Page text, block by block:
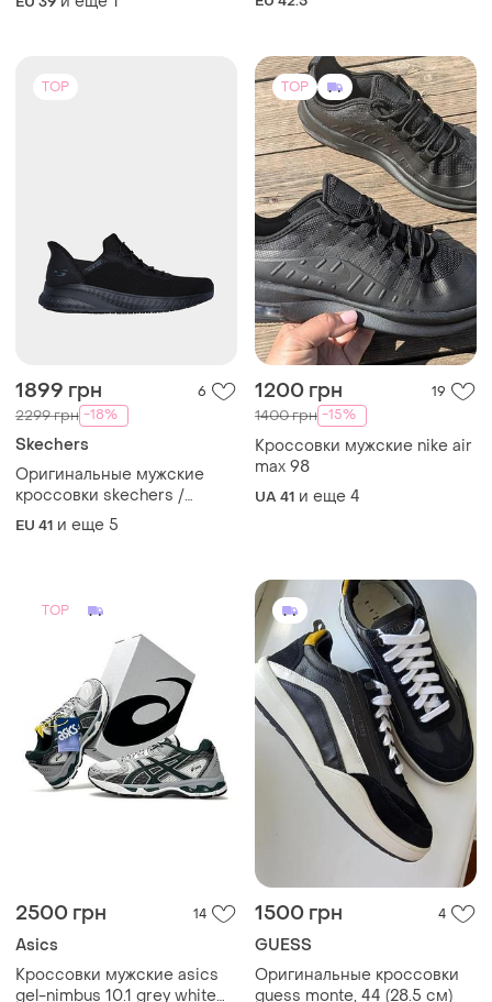
TOP
1899 грн 6
2299 грн -18%
Skechers
Оригинальные мужские
кроссовки skechers /
кроссовки черного цвета
EU 41 и еще 5
TOP
1200 грн 19
1400 грн -15%
Кроссовки мужские nike air
max 98
UA 41 и еще 4
TOP
2500 грн 14
Asics
Кроссовки мужские asics
gel-nimbus 10.1 grey white
1500 грн 4
GUESS
Оригинальные кроссовки
guess monte, 44 (28.5 см)